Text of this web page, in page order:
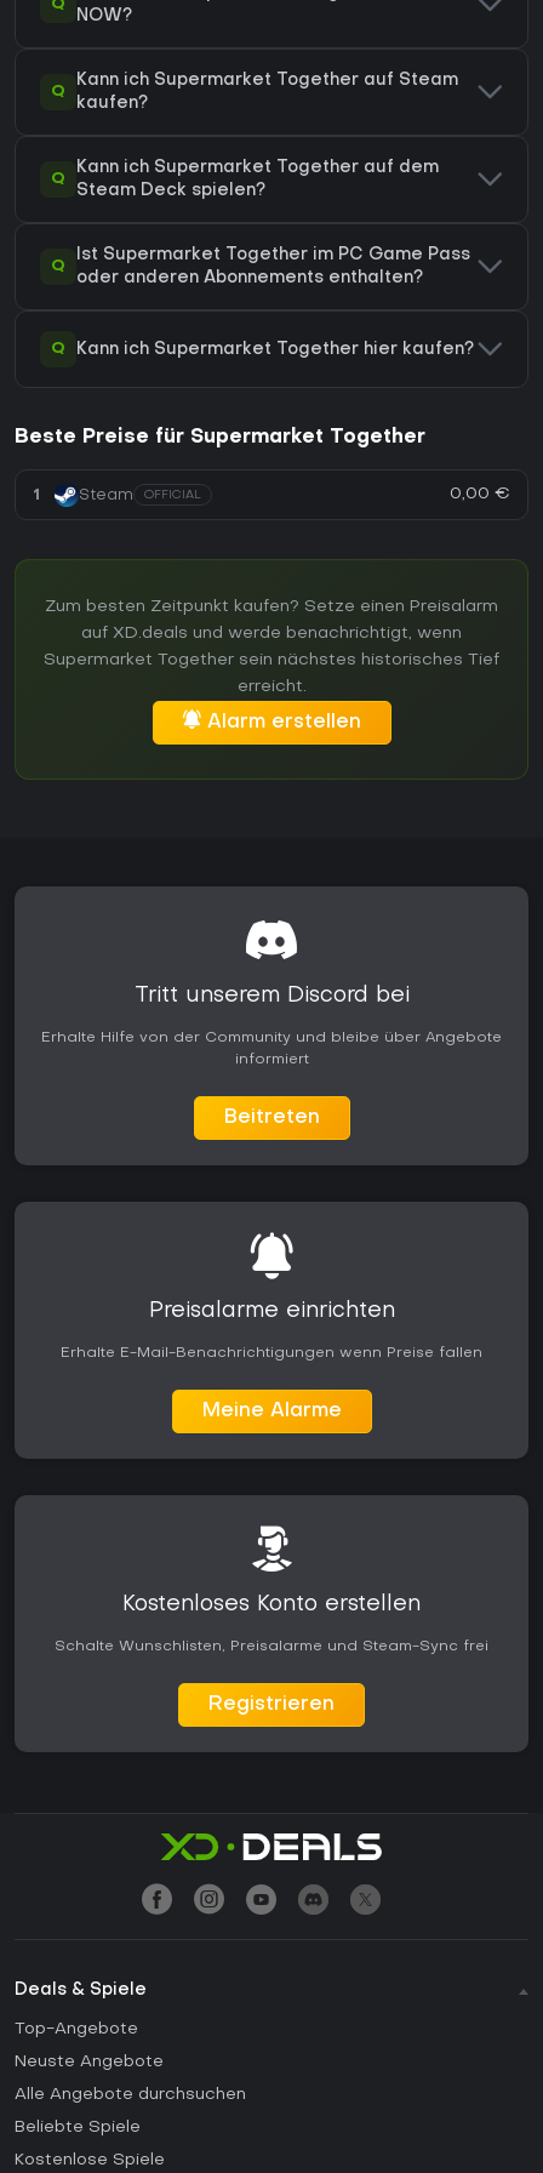
Q
NOW?
Q
Kann ich Supermarket Together auf Steam
kaufen?
Q
Kann ich Supermarket Together auf dem
Steam Deck spielen?
Q
Ist Supermarket Together im PC Game Pass
oder anderen Abonnements enthalten?
Q Kann ich Supermarket Together hier kaufen?
Beste Preise für Supermarket Together
1 Steam OFFICIAL 0,00 €
Zum besten Zeitpunkt kaufen? Setze einen Preisalarm
auf XD.deals und werde benachrichtigt, wenn
Supermarket Together sein nächstes historisches Tief
erreicht.
Alarm erstellen
Tritt unserem Discord bei
Erhalte Hilfe von der Community und bleibe über Angebote
informiert
Beitreten
Preisalarme einrichten
Erhalte E-Mail-Benachrichtigungen wenn Preise fallen
Meine Alarme
Kostenloses Konto erstellen
Schalte Wunschlisten, Preisalarme und Steam-Sync frei
Registrieren
Deals & Spiele
Top-Angebote
Neuste Angebote
Alle Angebote durchsuchen
Beliebte Spiele
Kostenlose Spiele